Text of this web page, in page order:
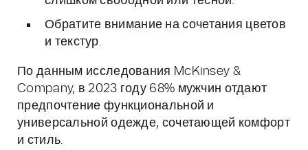
Обратите внимание на сочетания цветов
и текстур.
По данным исследования McKinsey &
Company, в 2023 году 68% мужчин отдают
предпочтение функциональной и
универсальной одежде, сочетающей комфорт
и стиль.